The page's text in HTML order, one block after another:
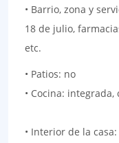
• Barrio, zona y
18 de julio,
etc.
• Patios: no
• Cocina:
• Interior de la